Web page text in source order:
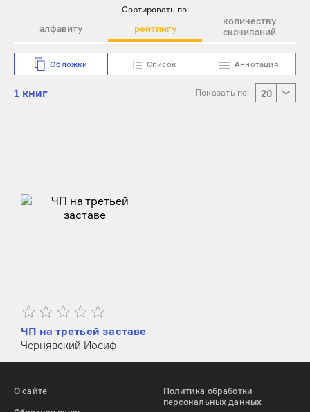
Сортировать по:
алфавиту рейтингу
количеству
скачиваний
Обложки Список Аннотация
1 книг Показать по: 20
ЧП на третьей заставе
Чернявский Иосиф
О сайте
Политика обработки
персональных данных